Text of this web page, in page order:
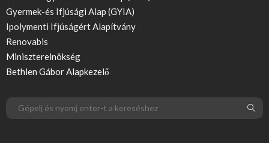
Gyermek-és Ifjúsági Alap (GYIA)
Ipolymenti Ifjúságért Alapítvány
Renovabis
Miniszterelnökség
Bethlen Gábor Alapkezelő